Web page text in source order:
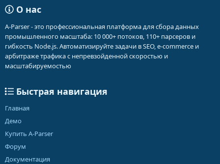
О нас
A-Parser - это профессиональная платформа для сбора данных
промышленного масштаба: 10 000+ потоков, 110+ парсеров и
гибкость Node.js. Автоматизируйте задачи в SEO, e-commerce и
арбитраже трафика с непревзойденной скоростью и
масштабируемостью
Быстрая навигация
Главная
Демо
Купить A-Parser
Форум
Документация